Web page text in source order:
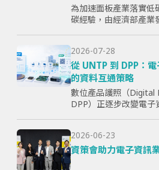
為加速面板產業落實低
碳經驗，由經濟部產業
成果交流活動」，7月15
2026-07-28
從 UNTP 到 DPP：
的資料互通策略
數位產品護照（
DPP）正逐步改變電子
購、製...
2026-06-23
資策會助力電子資訊